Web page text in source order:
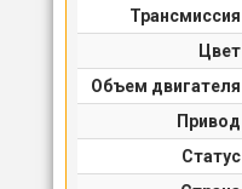
Трансмиссия
Цвет
Объем двигателя
Привод
Статус